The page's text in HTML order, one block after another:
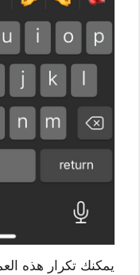
يمكنك تكرار هذه